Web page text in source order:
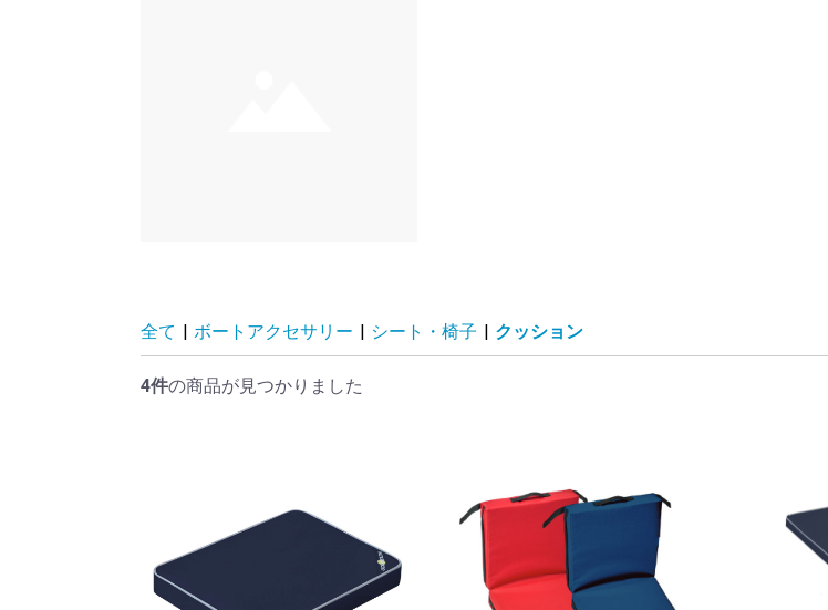
全て | ボートアクセサリー | シート・椅子 | クッション
4件の商品が見つかりました